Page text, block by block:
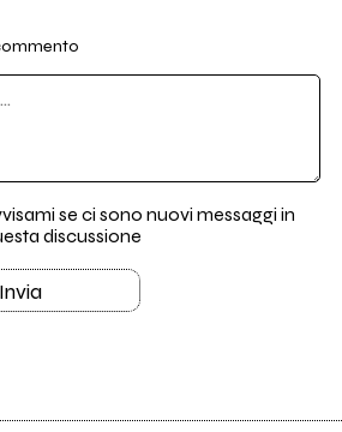
se ci sono nuovi messaggi in
discussione
Invia